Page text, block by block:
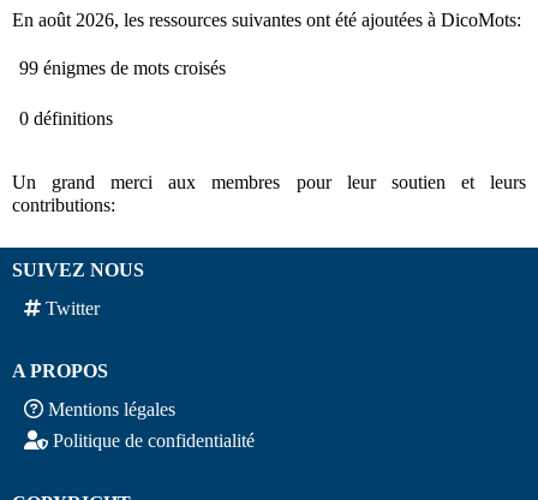
En août 2026, les ressources suivantes ont été ajoutées à DicoMots:
99 énigmes de mots croisés
0 définitions
Un grand merci aux membres pour leur soutien et leurs
contributions:
SUIVEZ NOUS
Twitter
A PROPOS
Mentions légales
Politique de confidentialité